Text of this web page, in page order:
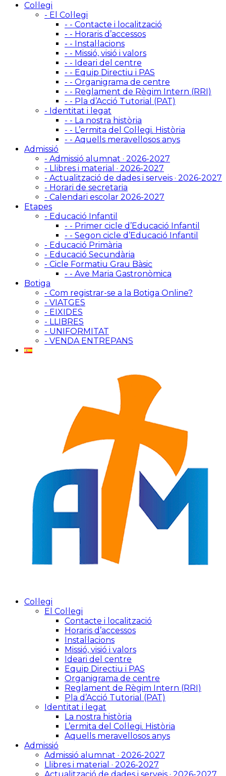
Col·legi
- El Col·legi
- - Contacte i localització
- - Horaris d’accessos
- - Instal·lacions
- - Missió, visió i valors
- - Ideari del centre
- - Equip Directiu i PAS
- - Organigrama de centre
- - Reglament de Règim Intern (RRI)
- - Pla d’Acció Tutorial (PAT)
- Identitat i legat
- - La nostra història
- - L’ermita del Col·legi. Història
- - Aquells meravellosos anys
Admissió
- Admissió alumnat · 2026-2027
- Llibres i material · 2026-2027
- Actualització de dades i serveis · 2026-2027
- Horari de secretaria
- Calendari escolar 2026-2027
Etapes
- Educació Infantil
- - Primer cicle d’Educació Infantil
- - Segon cicle d’Educació Infantil
- Educació Primària
- Educació Secundària
- Cicle Formatiu Grau Bàsic
- - Ave Maria Gastronòmica
Botiga
- Com registrar-se a la Botiga Online?
- VIATGES
- EIXIDES
- LLIBRES
- UNIFORMITAT
- VENDA ENTREPANS
Col·legi
El Col·legi
Contacte i localització
Horaris d’accessos
Instal·lacions
Missió, visió i valors
Ideari del centre
Equip Directiu i PAS
Organigrama de centre
Reglament de Règim Intern (RRI)
Pla d’Acció Tutorial (PAT)
Identitat i legat
La nostra història
L’ermita del Col·legi. Història
Aquells meravellosos anys
Admissió
Admissió alumnat · 2026-2027
Llibres i material · 2026-2027